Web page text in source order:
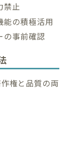
禁止
能の積極活用
の事前確認
権と品質の両